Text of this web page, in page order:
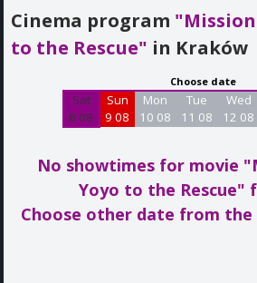
Cinema program
to the Rescue" in Kraków
Choose date
Sat
8 08
Sun
9 08
Mon
10 08
Tue
11 08
Wed
12 08
No showtimes for movie
Yoyo to the Rescue"
Choose other date from the